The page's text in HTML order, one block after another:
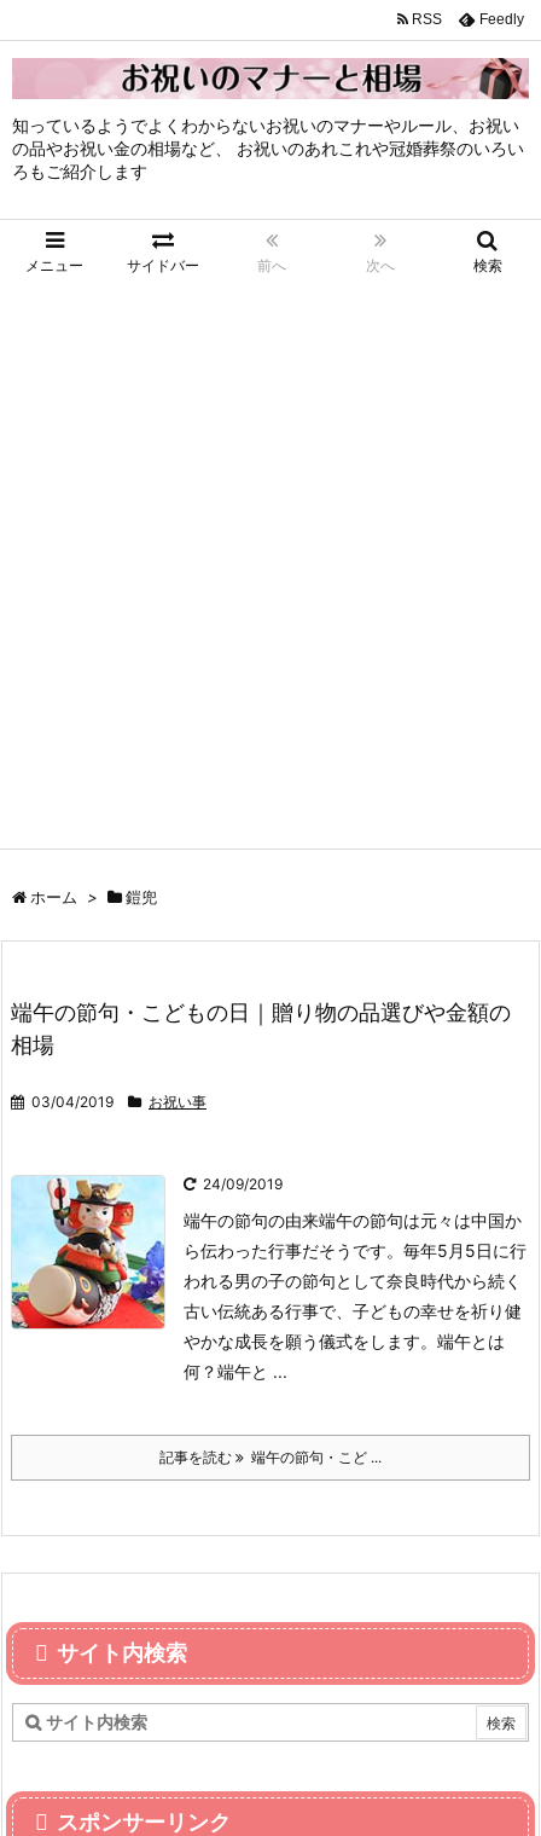
知っているようでよくわからないお祝いのマナーやルール、お祝い
の品やお祝い金の相場など、 お祝いのあれこれや冠婚葬祭のいろい
ろもご紹介します
メニュー サイドバー 前へ 次へ 検索
RSS Feedly
ホーム > 鎧兜
端午の節句・こどもの日｜贈り物の品選びや金額の
相場
03/04/2019 お祝い事
24/09/2019
端午の節句の由来端午の節句は元々は中国か
ら伝わった行事だそうです。 毎年5月5日に行
われる男の子の節句として奈良時代から続く
古い伝統ある行事で、子どもの幸せを祈り健
やかな成長を願う儀式をします。 端午とは
何？端午と ...
記事を読む 端午の節句・こど ...
サイト内検索
スポンサーリンク